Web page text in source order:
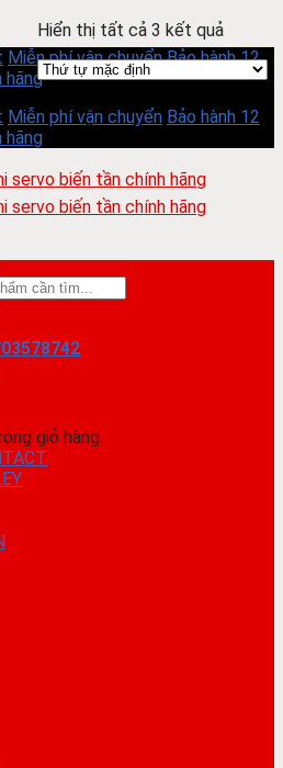
Miễn phí vận chuyển Bảo hành 12
hãng
Miễn phí vận chuyển Bảo hành 12
hãng
giỏ hàng.
Hiển thị tất cả 3 kết quả